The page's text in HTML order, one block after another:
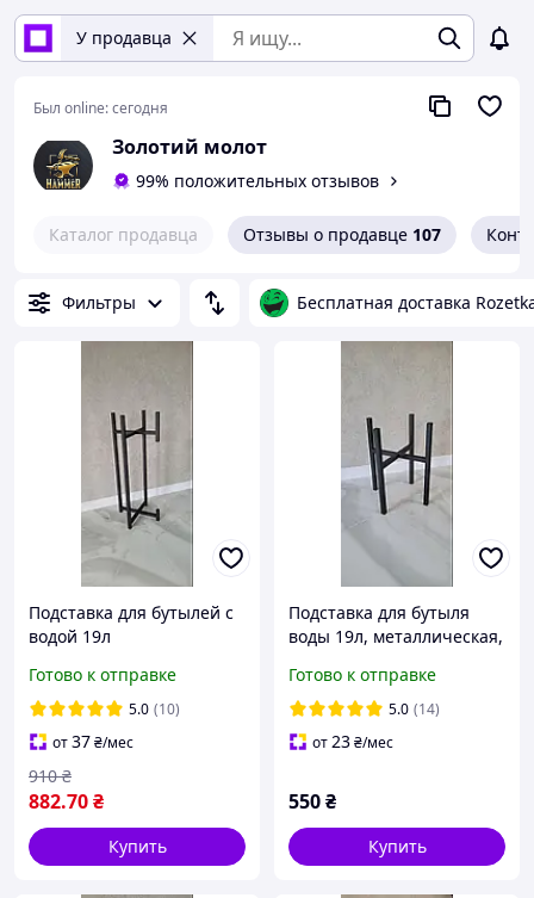
У продавца
Был online:сегодня
Золотий молот
99% положительных отзывов
Каталог продавца Отзывы о продавце 107
Фильтры Бесплатная доставка
Подставка для бутылей с
водой 19л
Готово к отправке
5.0 (10)
от37₴/мес
882.70₴
910 ₴
Купить
Подставка для бутыля
воды 19л, металлическая,
Готово к отправке
5.0 (14)
от23₴/мес
550₴
Купить